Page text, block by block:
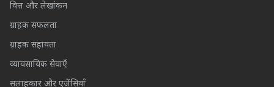
वित्त और लेखांकन
ग्राहक सफलता
ग्राहक सहायता
व्यावसायिक सेवाएँ
सलाहकार और एजेंसियाँ